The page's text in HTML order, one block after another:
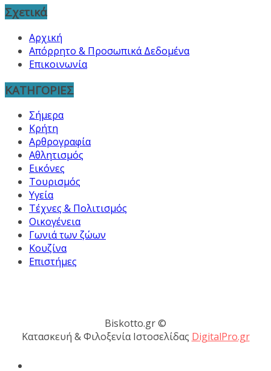
Σχετικά
Αρχική
Απόρρητο & Προσωπικά Δεδομένα
Επικοινωνία
ΚΑΤΗΓΟΡΙΕΣ
Σήμερα
Κρήτη
Αρθρογραφία
Αθλητισμός
Εικόνες
Τουρισμός
Υγεία
Τέχνες & Πολιτισμός
Οικογένεια
Γωνιά των ζώων
Κουζίνα
Επιστήμες
Biskotto.gr ©
Κατασκευή & Φιλοξενία Ιστοσελίδας DigitalPro.gr